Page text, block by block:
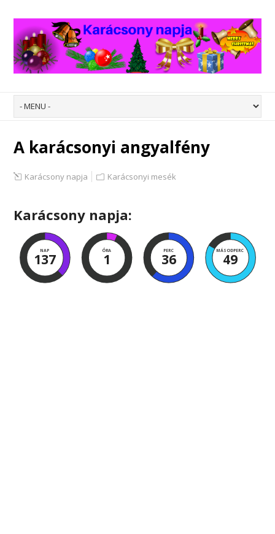
A karácsonyi angyalfény
Karácsony napja Karácsonyi mesék
Karácsony napja:
NAP
137
ÓRA
1
PERC
36
MÁSODPERC
49